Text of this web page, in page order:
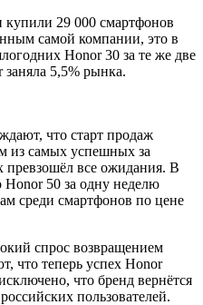
купили 29 000 смартфонов
самой компании, это в
Honor 30 за те же две
заняла 5,5% рынка.
что старт продаж
из самых успешных за
превзошёл все ожидания. В
50 за одну неделю
среди смартфонов по цене
спрос возвращением
что теперь успех Honor
что бренд вернётся
пользователей.